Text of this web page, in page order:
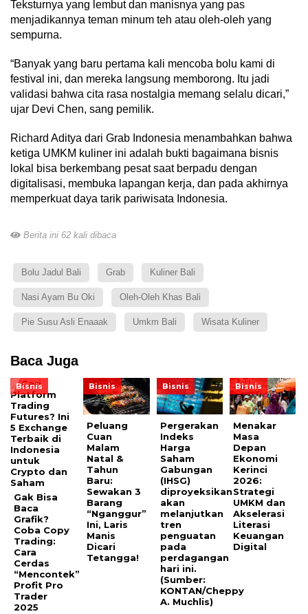
Teksturnya yang lembut dan manisnya yang pas
menjadikannya teman minum teh atau oleh-oleh yang
sempurna.
“Banyak yang baru pertama kali mencoba bolu kami di
festival ini, dan mereka langsung memborong. Itu jadi
validasi bahwa cita rasa nostalgia memang selalu dicari,”
ujar Devi Chen, sang pemilik.
Richard Aditya dari Grab Indonesia menambahkan bahwa
ketiga UMKM kuliner ini adalah bukti bagaimana bisnis
lokal bisa berkembang pesat saat berpadu dengan
digitalisasi, membuka lapangan kerja, dan pada akhirnya
memperkuat daya tarik pariwisata Indonesia.
Berita ini 62 kali dibaca
Bolu Jadul Bali Grab Kuliner Bali
Nasi Ayam Bu Oki Oleh-Oleh Khas Bali
Pie Susu Asli Enaaak Umkm Bali Wisata Kuliner
Baca Juga
Bisnis
Gak Bisa
Baca
Grafik?
Coba Copy
Trading:
Cara
Cerdas
“Mencontek”
Profit Pro
Trader
2025
Bisnis
Peluang
Cuan
Malam
Natal &
Tahun
Baru:
Sewakan 3
Barang
“Nganggur”
Ini, Laris
Manis
Dicari
Tetangga!
Bisnis
Pergerakan
Indeks
Harga
Saham
Gabungan
(IHSG)
diproyeksikan
akan
melanjutkan
tren
penguatan
pada
perdagangan
hari ini.
(Sumber:
KONTAN/Cheppy
A. Muchlis)
Bisnis
Menakar
Masa
Depan
Ekonomi
Kerinci
2026:
Strategi
UMKM dan
Akselerasi
Literasi
Keuangan
Digital